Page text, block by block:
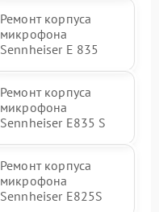
Ремонт корпуса
микрофона
Sennheiser E 835
Ремонт корпуса
микрофона
Sennheiser E835 S
Ремонт корпуса
микрофона
Sennheiser E825S